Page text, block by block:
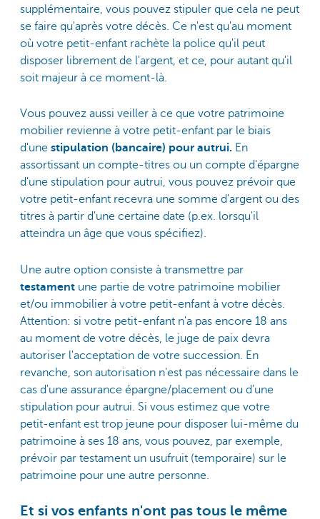
supplémentaire, vous pouvez stipuler que cela ne peut
se faire qu'après votre décès. Ce n'est qu'au moment
où votre petit-enfant rachète la police qu'il peut
disposer librement de l'argent, et ce, pour autant qu'il
soit majeur à ce moment-là.
Vous pouvez aussi veiller à ce que votre patrimoine
mobilier revienne à votre petit-enfant par le biais
d'une stipulation (bancaire) pour autrui. En
assortissant un compte-titres ou un compte d'épargne
d'une stipulation pour autrui, vous pouvez prévoir que
votre petit-enfant recevra une somme d'argent ou des
titres à partir d'une certaine date (p.ex. lorsqu'il
atteindra un âge que vous spécifiez).
Une autre option consiste à transmettre par
testament une partie de votre patrimoine mobilier
et/ou immobilier à votre petit-enfant à votre décès.
Attention: si votre petit-enfant n'a pas encore 18 ans
au moment de votre décès, le juge de paix devra
autoriser l'acceptation de votre succession. En
revanche, son autorisation n'est pas nécessaire dans le
cas d'une assurance épargne/placement ou d'une
stipulation pour autrui. Si vous estimez que votre
petit-enfant est trop jeune pour disposer lui-même du
patrimoine à ses 18 ans, vous pouvez, par exemple,
prévoir par testament un usufruit (temporaire) sur le
patrimoine pour une autre personne.
Et si vos enfants n'ont pas tous le même